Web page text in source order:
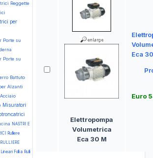
Reggette
per
Porte su
Porte su
Battuto
Alzanti
Misuratori
NASTRI E
Rulliere
Folli a Rulli
Elettropompa
Volumetrica
Eca 30 M
Eca
Euro